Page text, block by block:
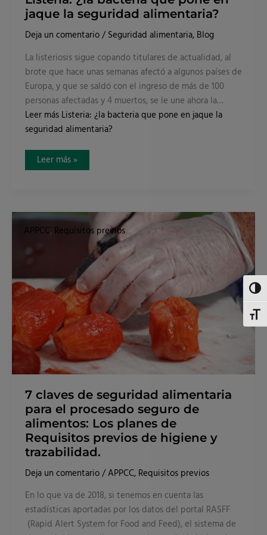
jaque la seguridad alimentaria?
Deja un comentario / Seguridad alimentaria, Blog
La listeriosis sigue copando titulares de actualidad, al
brote que hace unas semanas afectó a algunos países de
Europa, y que se saldó con el ingreso de más de 100
personas afectadas y 4 muertos, se le une ahora la…
Leer másListeria: ¿la bacteria que pone en jaque la
seguridad alimentaria?
Leer más »
APPCC, Requisitos previos
7 claves de seguridad alimentaria
para el procesado seguro de
alimentos: Los planes de
Requisitos previos de higiene y
trazabilidad.
Deja un comentario /APPCC, Requisitos previos
En lo que va de 2018, si tenemos en cuenta las
estadísticas aportadas por los datos del portal RASFF
(Rapid Alert System for Food and Feed), el sistema de
7
claves
de
alimentaria
procesado
seguro
de
alimentos:
Los
planes
de
Requisitos
previos
de
higiene
y
trazabilidad.